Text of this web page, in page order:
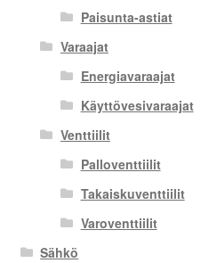
Paisunta-astiat
Varaajat
Energiavaraajat
Käyttövesivaraajat
Venttiilit
Palloventtiilit
Takaiskuventtiilit
Varoventtiilit
Sähkö